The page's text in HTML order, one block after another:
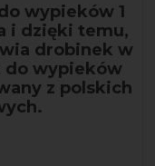
wypieków 1
i dzięki temu,
drobinek w
do wypieków
z polskich